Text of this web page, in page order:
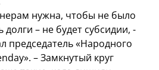
нужна, чтобы не было
долги – не будет субсидии, -
председатель «Народного
– Замкнутый круг